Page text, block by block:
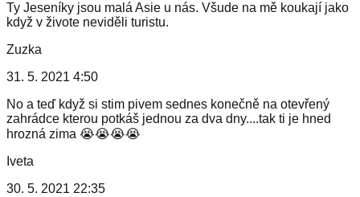
Ty Jeseníky jsou malá Asie u nás. Všude na mě koukají jako
když v živote neviděli turistu.
Zuzka
31. 5. 2021 4:50
No a teď když si stim pivem sednes konečně na otevřený
zahrádce kterou potkáš jednou za dva dny....tak ti je hned
hrozná zima 😭😭😭😭
Iveta
30. 5. 2021 22:35